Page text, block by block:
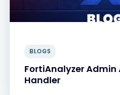
BLOGS
FortiAnalyzer Admin
Handler